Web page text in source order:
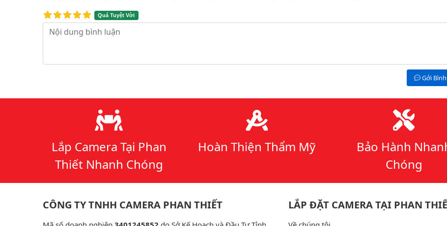
Quá Tuyệt Vời
Nội dung bình luận
Gởi
Lý do chọn chúng tôi
Lắp Camera Tại Phan
Thiết Nhanh Chóng
Hoàn Thiện Thẩm Mỹ
Bảo Hành
Chóng
CÔNG TY TNHH CAMERA PHAN THIẾT LẮP ĐẶT CAMERA TẠI PHAN